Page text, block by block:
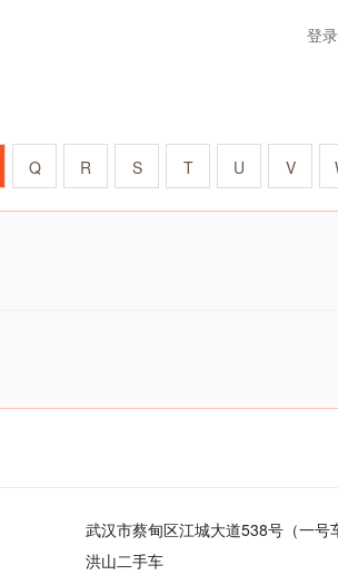
登录
Q R S T U V
武汉市蔡甸区江城大道538号（一号
洪山二手车